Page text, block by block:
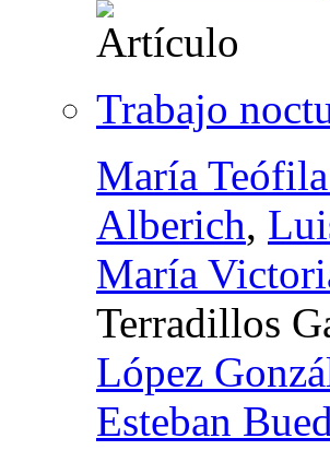
Trabajo
María
Alberich,
María
Terradillos
López
Esteban